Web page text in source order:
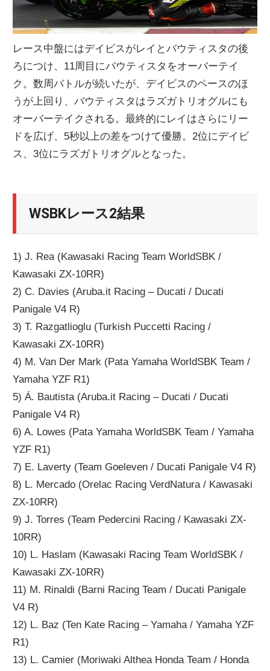
レース中盤にはデイビスがレイとバウティスタの後
ろにつけ、11周目にバウティスタをオーバーテイ
ク。数周バトルが続いたが、デイビスのペースのほ
うが上回り、バウティスタはラズガトリオグルにも
オーバーテイクされる。最終的にレイはさらにリー
ドを広げ、5秒以上の差をつけて優勝。2位にデイビ
ス、3位にラズガトリオグルとなった。
WSBKレース2結果
1) J. Rea (Kawasaki Racing Team WorldSBK /
Kawasaki ZX-10RR)
2) C. Davies (Aruba.it Racing – Ducati / Ducati
Panigale V4 R)
3) T. Razgatlioglu (Turkish Puccetti Racing /
Kawasaki ZX-10RR)
4) M. Van Der Mark (Pata Yamaha WorldSBK Team /
Yamaha YZF R1)
5) Á. Bautista (Aruba.it Racing – Ducati / Ducati
Panigale V4 R)
6) A. Lowes (Pata Yamaha WorldSBK Team / Yamaha
YZF R1)
7) E. Laverty (Team Goeleven / Ducati Panigale V4 R)
8) L. Mercado (Orelac Racing VerdNatura / Kawasaki
ZX-10RR)
9) J. Torres (Team Pedercini Racing / Kawasaki ZX-
10RR)
10) L. Haslam (Kawasaki Racing Team WorldSBK /
Kawasaki ZX-10RR)
11) M. Rinaldi (Barni Racing Team / Ducati Panigale
V4 R)
12) L. Baz (Ten Kate Racing – Yamaha / Yamaha YZF
R1)
13) L. Camier (Moriwaki Althea Honda Team / Honda